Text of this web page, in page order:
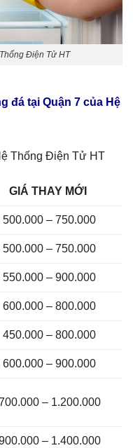
Điện Tử HT
đá tại Quận 7 của Hệ
Thống Điện Tử HT
GIÁ THAY MỚI
500.000 – 750.000
500.000 – 750.000
550.000 – 900.000
600.000 – 800.000
450.000 – 800.000
600.000 – 900.000
– 1.200.000
– 1.400.000